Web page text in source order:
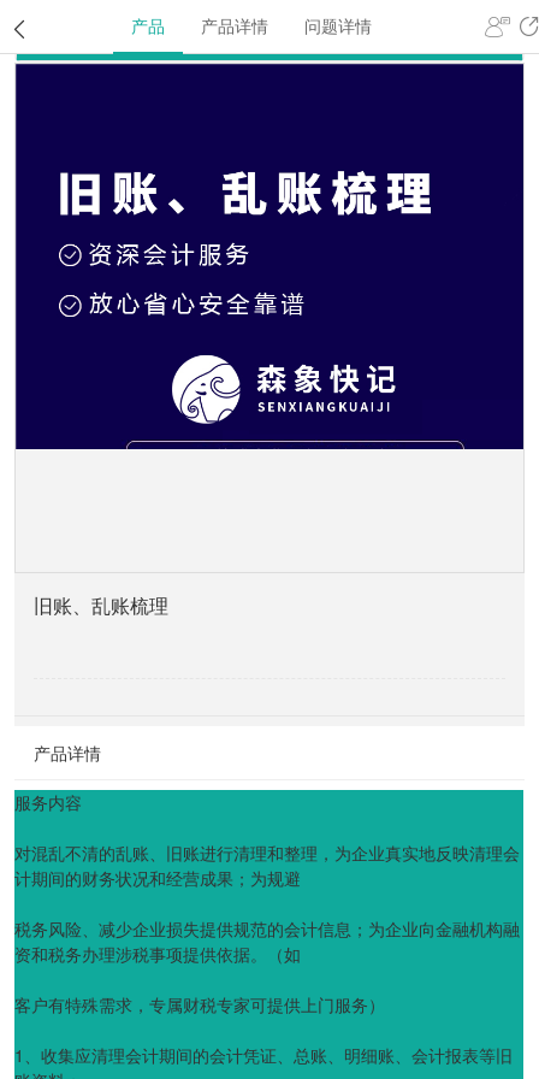
产品 产品详情 问题详情
旧账、乱账梳理
产品详情
服务内容
对混乱不清的乱账、旧账进行清理和整理，为企业真实地反映清理会
计期间的财务状况和经营成果；为规避
税务风险、减少企业损失提供规范的会计信息；为企业向金融机构融
资和税务办理涉税事项提供依据。（如
客户有特殊需求，专属财税专家可提供上门服务）
1、收集应清理会计期间的会计凭证、总账、明细账、会计报表等旧